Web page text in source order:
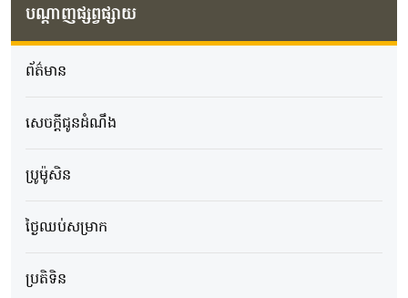
បណ្តាញផ្សព្វផ្សាយ
ព័ត៌មាន
សេចក្ដីជូនដំណឹង
ប្រូម៉ូសិន
ថ្ងៃឈប់សម្រាក
ប្រតិទិន